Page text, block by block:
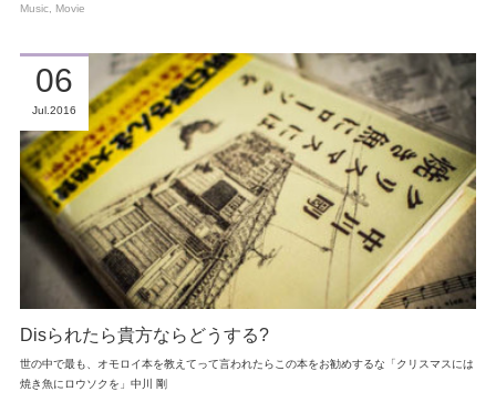
Music Movie
Disられたら貴方ならどうする?
世の中で最も、オモロイ本を教えてって言われたらこの本をお勧めするな「クリスマスには
焼き魚にロウソクを」中川 剛
06
Jul 2016